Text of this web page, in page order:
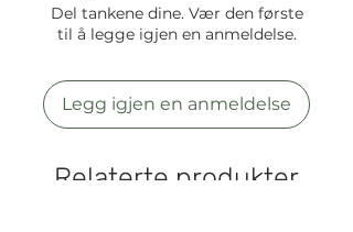
Gjennomsnittlig analyse per 100
g:
Råprotein: 1,19 %
Råaske: 0,11 %
Fuktighet: 97,9 %
Del tankene dine. Vær den første
til å legge igjen en anmeldelse.
Legg igjen en anmeldelse
Relaterte produkter